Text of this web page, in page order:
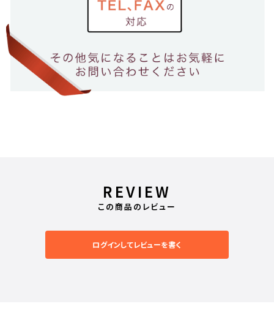
REVIEW
この商品のレビュー
ログインしてレビューを書く